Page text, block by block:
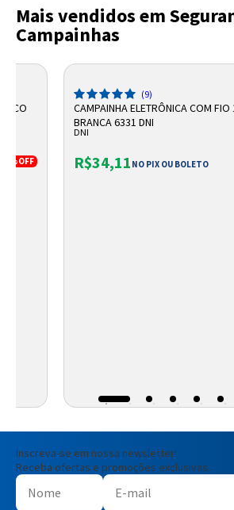
Mais vendidos em
Campainhas
21%OFF
(9)
CAMPAINHA ELETRÔNICA COM FIO
BRANCA 6331 DNI
DNI
R$34,11 NO PIX OU BOLETO
Inscreva-se em nossa newsletter!
Receba ofertas e promoções exclusivas